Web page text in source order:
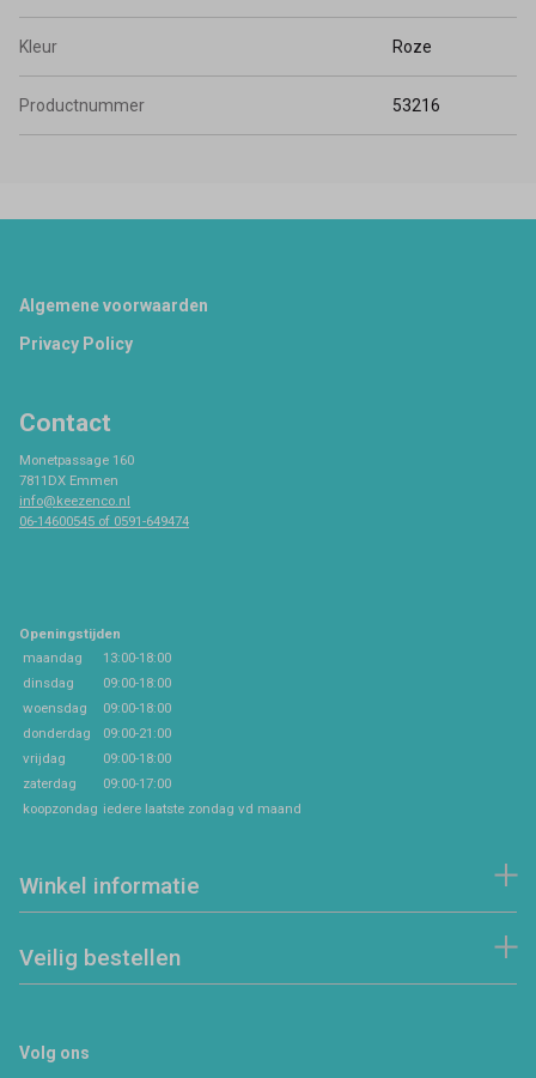
Kleur Roze
Productnummer 53216
Footer
Algemene voorwaarden
Privacy Policy
Contact
Monetpassage 160
7811DX Emmen
info@keezenco.nl
06-14600545 of 0591-649474
Openingstijden
maandag
13:00-18:00
dinsdag
09:00-18:00
woensdag
09:00-18:00
donderdag
09:00-21:00
vrijdag
09:00-18:00
zaterdag
09:00-17:00
koopzondag iedere laatste zondag vd maand
Winkel informatie
Veilig bestellen
Volg ons